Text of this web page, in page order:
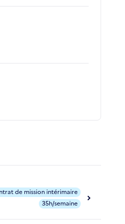
de mission intérimaire
35h/semaine